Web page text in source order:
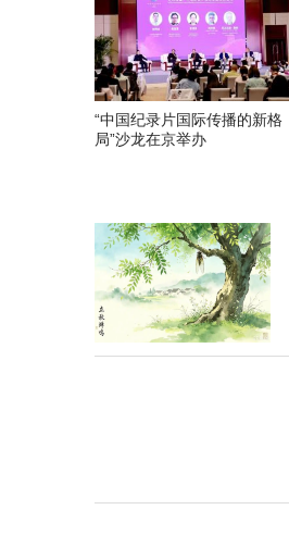
“中国纪录片国际传播的新格
局”沙龙在京举办